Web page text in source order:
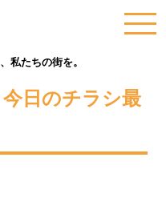
私たちの街を。
日のチラシ最